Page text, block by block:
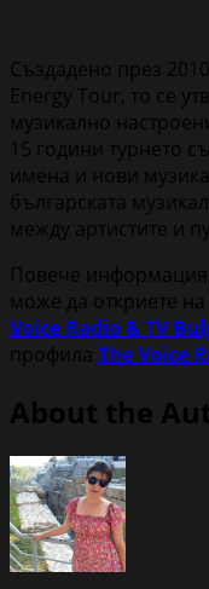
Създадено през
Energy Tour, то се
музикално
15 години турнето
имена и нови
българската
между артистите и
Повече
може да откриете
Voice Radio & TV
профила The Voice
About the